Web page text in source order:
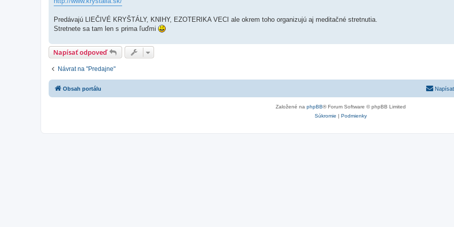
Predávajú LIEČIVÉ KRYŠTÁLY, KNIHY, EZOTERIKA VECI ale okrem toho organizujú aj meditačné stretnutia.
Stretnete sa tam len s prima ľuďmi
Napísať odpoveď
Návrat na "Predajne"
Obsah portálu
Založené na phpBB® Forum Software © phpBB Limited
Súkromie | Podmienky